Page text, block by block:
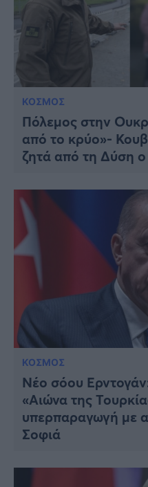
ΚΟΣΜΟΣ
Πόλεμος στην
από το κρύο»-
ζητά από τη Δύση
ΚΟΣΜΟΣ
Νέο σόου
«Αιώνα της
υπερπαραγωγή με
Σοφιά